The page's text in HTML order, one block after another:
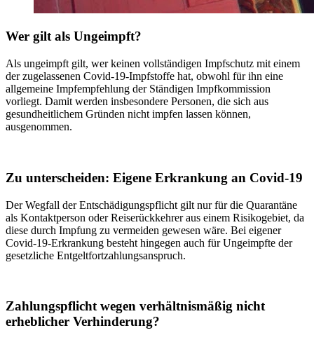
Wer gilt als Ungeimpft?
Als ungeimpft gilt, wer keinen vollständigen Impfschutz mit einem
der zugelassenen Covid-19-Impfstoffe hat, obwohl für ihn eine
allgemeine Impfempfehlung der Ständigen Impfkommission
vorliegt. Damit werden insbesondere Personen, die sich aus
gesundheitlichem Gründen nicht impfen lassen können,
ausgenommen.
Zu unterscheiden: Eigene Erkrankung an Covid-19
Der Wegfall der Entschädigungspflicht gilt nur für die Quarantäne
als Kontaktperson oder Reiserückkehrer aus einem Risikogebiet, da
diese durch Impfung zu vermeiden gewesen wäre. Bei eigener
Covid-19-Erkrankung besteht hingegen auch für Ungeimpfte der
gesetzliche Entgeltfortzahlungsanspruch.
Zahlungspflicht wegen verhältnismäßig nicht
erheblicher Verhinderung?